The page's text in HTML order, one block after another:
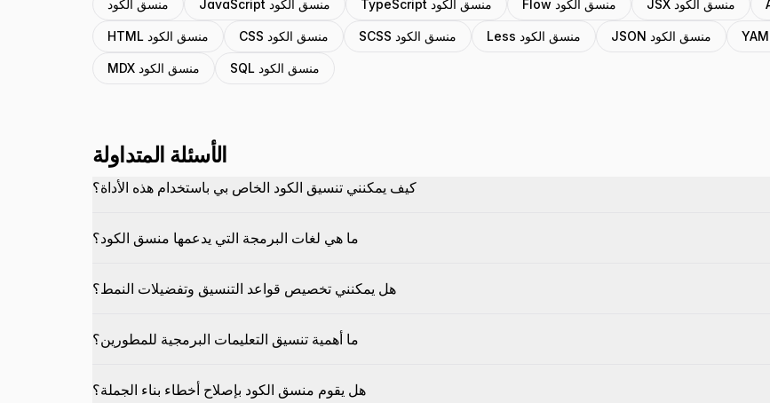
منسق الكود JavaScript منسق الكود TypeScript منسق الكود Flow منسق الكود JSX منسق الكود
HTML منسق الكود CSS منسق الكود SCSS منسق الكود Less منسق الكود JSON منسق الكود
MDX منسق الكود SQL منسق الكود
الأسئلة المتداولة
كيف يمكنني تنسيق الكود الخاص بي باستخدام هذه الأداة؟
ما هي لغات البرمجة التي يدعمها منسق الكود؟
هل يمكنني تخصيص قواعد التنسيق وتفضيلات النمط؟
ما أهمية تنسيق التعليمات البرمجية للمطورين؟
هل يقوم منسق الكود بإصلاح أخطاء بناء الجملة؟